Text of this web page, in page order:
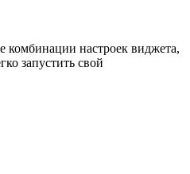
комбинации настроек виджета,
запустить свой